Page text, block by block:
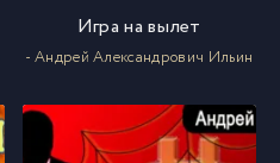
Игра на вылет
- Андрей Александрович Ильин